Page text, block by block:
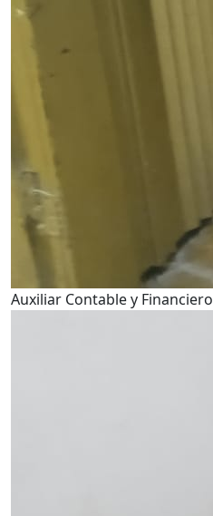
Auxiliar Contable y Financiero